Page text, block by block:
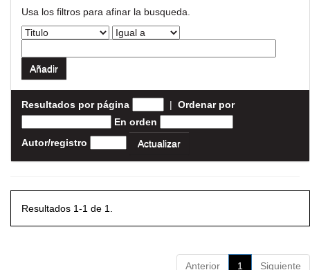
Usa los filtros para afinar la busqueda.
Resultados por página | Ordenar por
En orden
Autor/registro
Resultados 1-1 de 1.
Anterior 1 Siguiente